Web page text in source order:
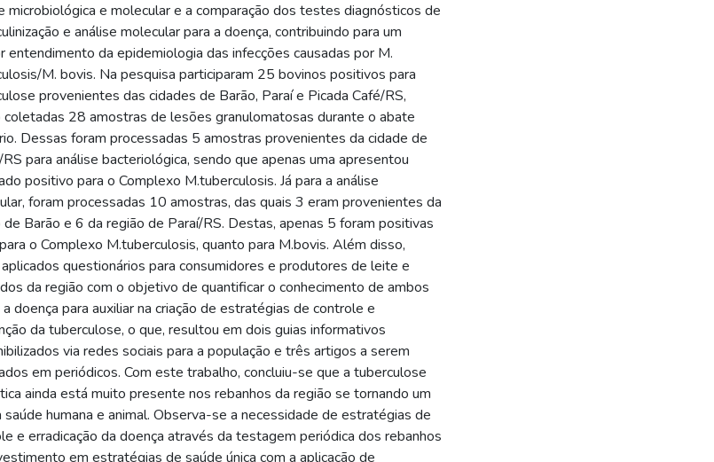
microbiológica e molecular e a comparação dos testes diagnósticos de
e análise molecular para a doença, contribuindo para um
entendimento da epidemiologia das infecções causadas por M.
M. bovis. Na pesquisa participaram 25 bovinos positivos para
provenientes das cidades de Barão, Paraí e Picada Café/RS,
coletadas 28 amostras de lesões granulomatosas durante o abate
Dessas foram processadas 5 amostras provenientes da cidade de
para análise bacteriológica, sendo que apenas uma apresentou
positivo para o Complexo M.tuberculosis. Já para a análise
foram processadas 10 amostras, das quais 3 eram provenientes da
de Barão e 6 da região de Paraí/RS. Destas, apenas 5 foram positivas
o Complexo M.tuberculosis, quanto para M.bovis. Além disso,
questionários para consumidores e produtores de leite e
da região com o objetivo de quantificar o conhecimento de ambos
doença para auxiliar na criação de estratégias de controle e
da tuberculose, o que, resultou em dois guias informativos
via redes sociais para a população e três artigos a serem
em periódicos. Com este trabalho, concluiu-se que a tuberculose
ainda está muito presente nos rebanhos da região se tornando um
saúde humana e animal. Observa-se a necessidade de estratégias de
e erradicação da doença através da testagem periódica dos rebanhos
em estratégias de saúde única com a aplicação de